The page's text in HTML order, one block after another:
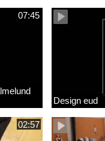
07:45
Design eud
02:57